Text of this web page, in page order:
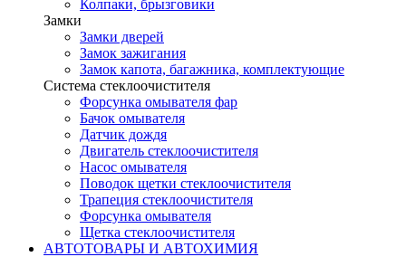
Колпаки, брызговики
Замки
Замки дверей
Замок зажигания
Замок капота, багажника, комплектующие
Система стеклоочистителя
Форсунка омывателя фар
Бачок омывателя
Датчик дождя
Двигатель стеклоочистителя
Насос омывателя
Поводок щетки стеклоочистителя
Трапеция стеклоочистителя
Форсунка омывателя
Щетка стеклоочистителя
АВТОТОВАРЫ И АВТОХИМИЯ